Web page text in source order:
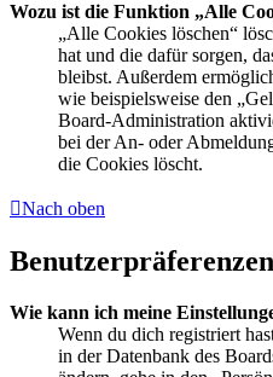
Wozu ist die Funktion „Alle
„Alle Cookies löschen“
hat und die dafür sorgen,
bleibst. Außerdem
wie beispielsweise den
Board-Administration
bei der An- oder
die Cookies löscht.
Nach oben
Wie kann ich meine
Wenn du dich registriert
in der Datenbank des